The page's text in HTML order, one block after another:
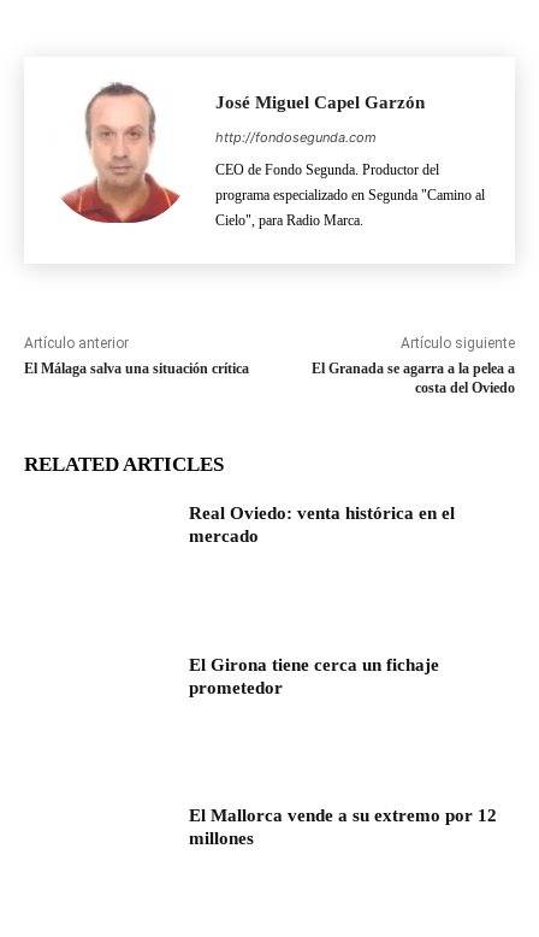
José Miguel Capel Garzón
http://fondosegunda.com
CEO de Fondo Segunda. Productor del
programa especializado en Segunda "Camino al
Cielo", para Radio Marca.
Artículo anterior
El Málaga salva una situación crítica
Artículo siguiente
El Granada se agarra a la pelea a
costa del Oviedo
RELATED ARTICLES
Real Oviedo: venta histórica en el
mercado
El Girona tiene cerca un fichaje
prometedor
El Mallorca vende a su extremo por 12
millones